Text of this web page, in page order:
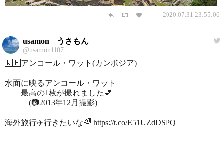
2020.07.31 23:55:06
usamon うさもん
@usamon1107
🇰🇭アンコール・ワット(カンボジア)
水面に映るアンコール・ワット
最高の1枚が撮れました💕
(📷2013年12月撮影)
海外旅行✈️行きたいな🌈 https://t.co/E51UZdDSPQ